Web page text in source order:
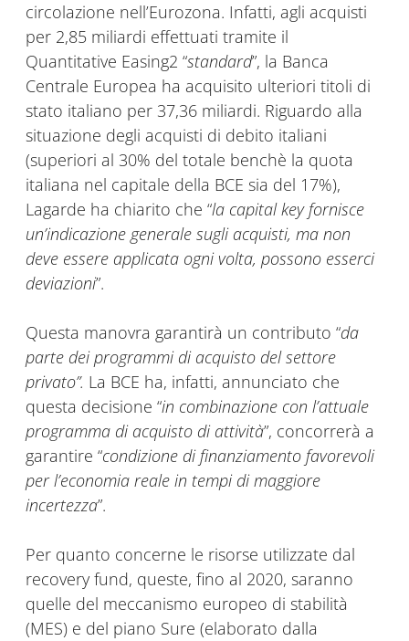
circolazione nell’Eurozona. Infatti, agli acquisti
per 2,85 miliardi effettuati tramite il
Quantitative Easing2 “standard”, la Banca
Centrale Europea ha acquisito ulteriori titoli di
stato italiano per 37,36 miliardi. Riguardo alla
situazione degli acquisti di debito italiani
(superiori al 30% del totale benchè la quota
italiana nel capitale della BCE sia del 17%),
Lagarde ha chiarito che “la capital key fornisce
un’indicazione generale sugli acquisti, ma non
deve essere applicata ogni volta, possono esserci
deviazioni”.
Questa manovra garantirà un contributo “da
parte dei programmi di acquisto del settore
privato”. La BCE ha, infatti, annunciato che
questa decisione “in combinazione con l’attuale
programma di acquisto di attività”, concorrerà a
garantire “condizione di finanziamento favorevoli
per l’economia reale in tempi di maggiore
incertezza”.
Per quanto concerne le risorse utilizzate dal
recovery fund, queste, fino al 2020, saranno
quelle del meccanismo europeo di stabilità
(MES) e del piano Sure (elaborato dalla